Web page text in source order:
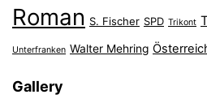
Roman S. Fischer SPD Trikont
Unterfranken Walter Mehring
Gallery